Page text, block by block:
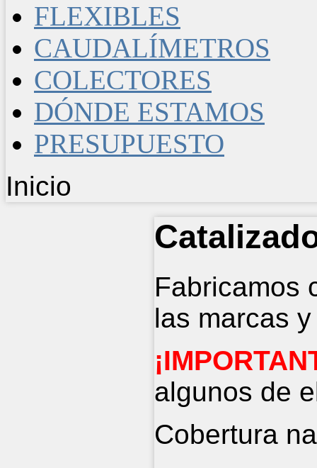
FLEXIBLES
CAUDALÍMETROS
COLECTORES
DÓNDE ESTAMOS
PRESUPUESTO
Inicio
Fabricamos
las marcas
algunos de
Cobertura